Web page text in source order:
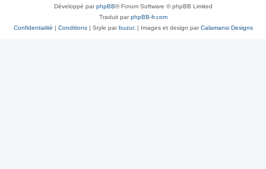
Développé parphpBB® Forum Software © phpBB Limited
Traduit parphpBB-fr.com
Confidentialité | Conditions| Style parbuzuc| Images et design parCalamansi Designs